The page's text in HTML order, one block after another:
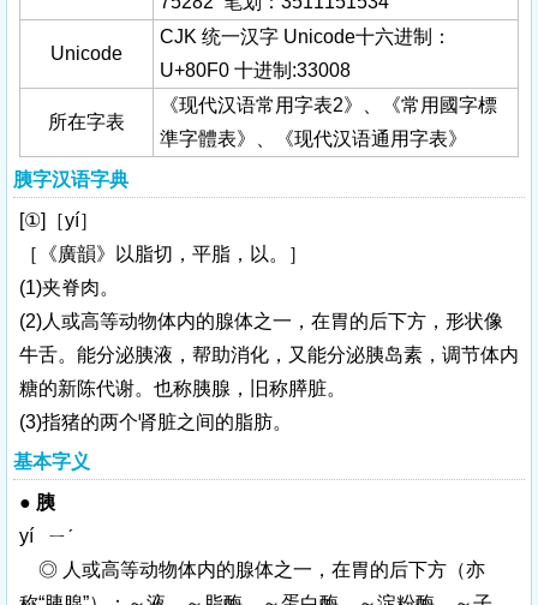
Unicode
CJK 统一汉字 Unicode十六进制：
U+80F0 十进制:33008
所在字表
《现代汉语常用字表2》、《常用國字標
準字體表》、《现代汉语通用字表》
胰字汉语字典
[①]［yí］
［《廣韻》以脂切，平脂，以。］
(1)夹脊肉。
(2)人或高等动物体内的腺体之一，在胃的后下方，形状像
牛舌。能分泌胰液，帮助消化，又能分泌胰岛素，调节体内
糖的新陈代谢。也称胰腺，旧称膵脏。
(3)指猪的两个肾脏之间的脂肪。
基本字义
● 胰
yí ㄧˊ
◎ 人或高等动物体内的腺体之一，在胃的后下方（亦